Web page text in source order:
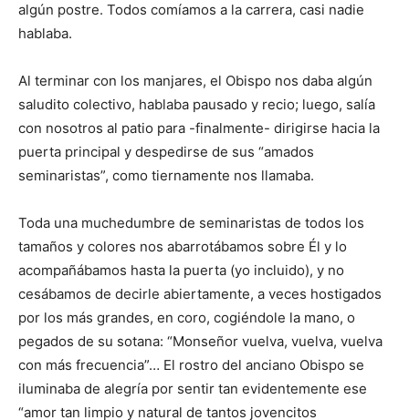
algún postre. Todos comíamos a la carrera, casi nadie
hablaba.
Al terminar con los manjares, el Obispo nos daba algún
saludito colectivo, hablaba pausado y recio; luego, salía
con nosotros al patio para -finalmente- dirigirse hacia la
puerta principal y despedirse de sus “amados
seminaristas”, como tiernamente nos llamaba.
Toda una muchedumbre de seminaristas de todos los
tamaños y colores nos abarrotábamos sobre Él y lo
acompañábamos hasta la puerta (yo incluido), y no
cesábamos de decirle abiertamente, a veces hostigados
por los más grandes, en coro, cogiéndole la mano, o
pegados de su sotana: “Monseñor vuelva, vuelva, vuelva
con más frecuencia”… El rostro del anciano Obispo se
iluminaba de alegría por sentir tan evidentemente ese
“amor tan limpio y natural de tantos jovencitos